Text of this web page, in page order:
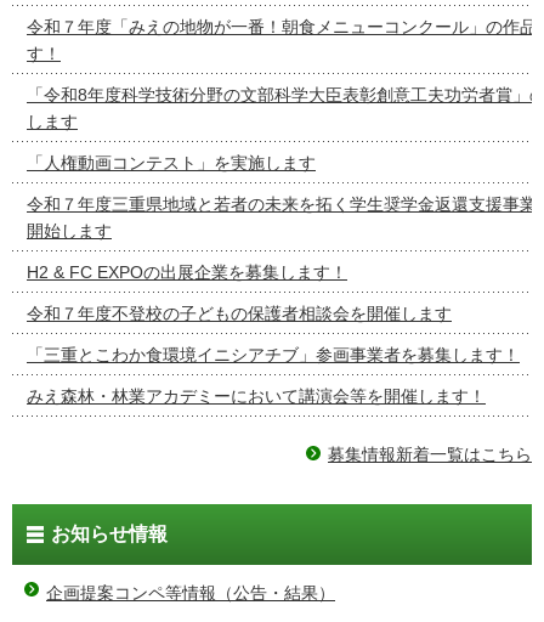
令和７年度「みえの地物が一番！朝食メニューコンクール」の作品
す！
「令和8年度科学技術分野の文部科学大臣表彰創意工夫功労者賞」
します
「人権動画コンテスト」を実施します
令和７年度三重県地域と若者の未来を拓く学生奨学金返還支援事業
開始します
H2 & FC EXPOの出展企業を募集します！
令和７年度不登校の子どもの保護者相談会を開催します
「三重とこわか食環境イニシアチブ」参画事業者を募集します！
みえ森林・林業アカデミーにおいて講演会等を開催します！
募集情報新着一覧はこちら
お知らせ情報
企画提案コンペ等情報（公告・結果）